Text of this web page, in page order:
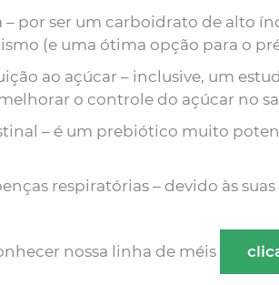
por ser um carboidrato de alto
(e uma ótima opção para o
ao açúcar – inclusive, um
o controle do açúcar no
– é um prebiótico muito
respiratórias – devido às
nossa linha de méis